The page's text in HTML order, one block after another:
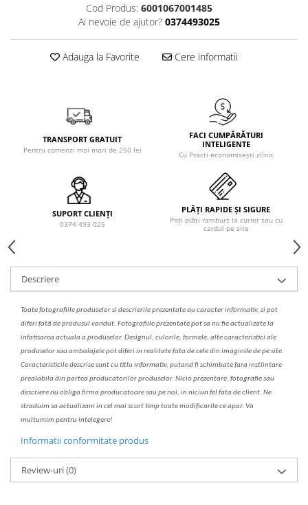
Solutie de indepartat rugina si
Tratament pentru par, conditioner
pentru par, masca de par
Vata demachianta
Cod Produs: 6001067001485
Ai nevoie de ajutor? 0374493025
Adauga la Favorite Cere informatii
TRANSPORT GRATUIT
Pentru comenzi mai mari de 250 lei
FACI CUMPĂRĂTURI
INTELIGENTE
Cu Practi economisești zilnic
SUPORT CLIENȚI
0374 493 025
PLĂȚI RAPIDE ȘI SIGURE
Poți plăti ramburs la curier sau cu
cardul pe site
Descriere
Toate fotografiile produselorsidescrierileprezentate au caracter informativ, si pot
diferi fată de produsul vandut. Fotografiile prezentate pot sa nu fie actualizate la
infatisarea actuala a produselor. Designul, culorile, formele, alte caracteristici ale
produselor sau ambalajele pot diferi in realitate fata de cele din imaginile de pe site.
Caracteristicile descrise sunt cu titlu informativ, putand fi schimbate fara instiintare
prealabila din partea producatorilor produselor. Nicio prezentare, fotografie sau
descriere nu obliga firma producatoare sau pe noi, in niciun fel fata de client. Ne
straduim sa actualizam in cel mai scurt timp toate modificarile ce apar. Va
multumim pentru intelegere!
Informatii conformitate produs
Review-uri(0)